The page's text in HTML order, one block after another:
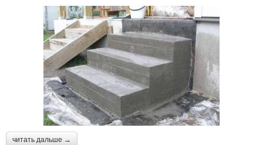
читать дальше →